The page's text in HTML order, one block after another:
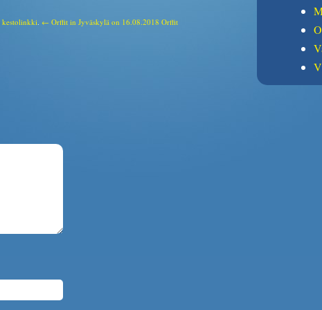
kestolinkki. ← Orffit in Jyväskylä on 16.08.2018 Orffit